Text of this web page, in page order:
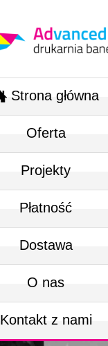
Strona główna
Oferta
Projekty
Płatność
Dostawa
O nas
Kontakt z nami